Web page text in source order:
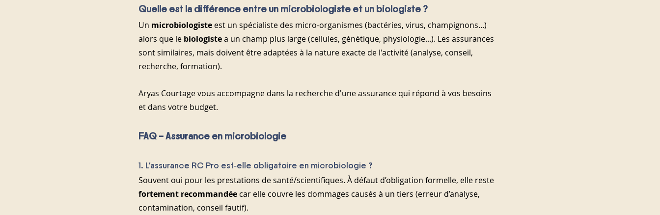
Quelle est la différence entre un microbiologiste et un biologiste ?
Un microbiologiste est un spécialiste des micro-organismes (bactéries, virus, champignons...)
alors que le biologiste a un champ plus large (cellules, génétique, physiologie...). Les assurances
sont similaires, mais doivent être adaptées à la nature exacte de l'activité (analyse, conseil,
recherche, formation).
Aryas Courtage vous accompagne dans la recherche d'une assurance qui répond à vos besoins
et dans votre budget.
FAQ – Assurance en microbiologie
1. L’assurance RC Pro est‑elle obligatoire en microbiologie ?
Souvent oui pour les prestations de santé/scientifiques. À défaut d’obligation formelle, elle reste
fortement recommandée car elle couvre les dommages causés à un tiers (erreur d’analyse,
contamination, conseil fautif).